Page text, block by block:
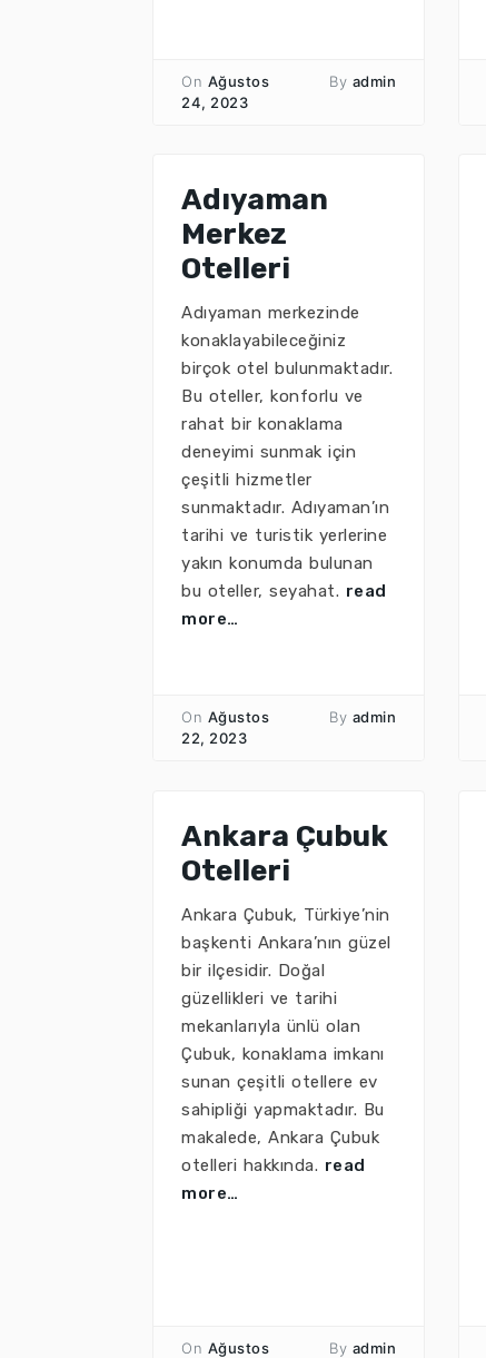
On Ağustos
24, 2023
By admin
Adıyaman
Merkez
Otelleri
Adıyaman merkezinde
konaklayabileceğiniz
birçok otel bulunmaktadır.
Bu oteller, konforlu ve
rahat bir konaklama
deneyimi sunmak için
çeşitli hizmetler
sunmaktadır. Adıyaman’ın
tarihi ve turistik yerlerine
yakın konumda bulunan
bu oteller, seyahat. read
more…
On Ağustos
22, 2023
By admin
Ankara Çubuk
Otelleri
Ankara Çubuk, Türkiye’nin
başkenti Ankara’nın güzel
bir ilçesidir. Doğal
güzellikleri ve tarihi
mekanlarıyla ünlü olan
Çubuk, konaklama imkanı
sunan çeşitli otellere ev
sahipliği yapmaktadır. Bu
makalede, Ankara Çubuk
otelleri hakkında. read
more…
On Ağustos
By admin